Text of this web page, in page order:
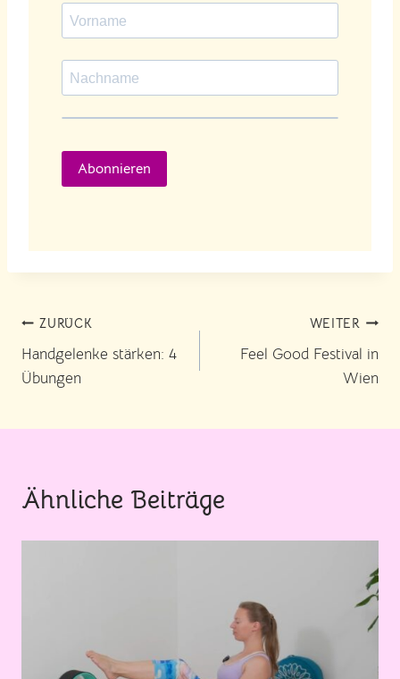
Abonnieren
Beitragsnavigation
ZURÜCK
Handgelenke stärken: 4
Übungen
WEITER
Feel Good Festival in
Wien
Ähnliche Beiträge